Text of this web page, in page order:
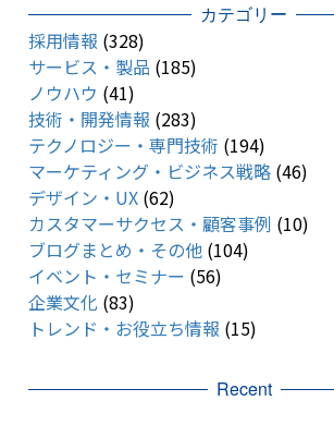
カテゴリー
採用情報 (328)
サービス・製品 (185)
ノウハウ (41)
技術・開発情報 (283)
テクノロジー・専門技術 (194)
マーケティング・ビジネス戦略(46)
デザイン・UX(62)
カスタマーサクセス・顧客事例 (10)
ブログまとめ・その他(104)
イベント・セミナー (56)
企業文化 (83)
トレンド・お役立ち情報 (15)
Recent